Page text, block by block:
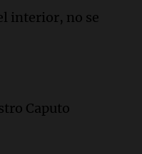
en el auto:
esposo acusado
empleo
que se enteró
interior, no se
Caputo